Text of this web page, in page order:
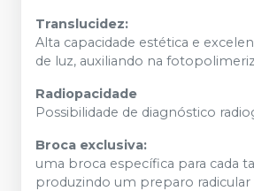
Translucidez:
Alta capacidade estética e
de luz, auxiliando na
Radiopacidade
Possibilidade de diagnóstico
Broca exclusiva:
uma broca específica para cada
produzindo um preparo radicular